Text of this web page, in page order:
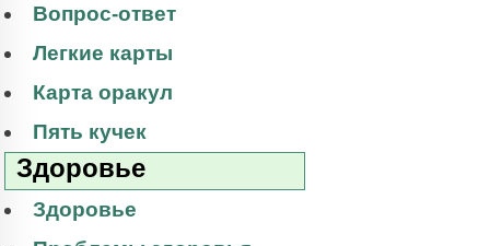
Вопрос-ответ
Легкие карты
Карта оракул
Пять кучек
Здоровье
Здоровье